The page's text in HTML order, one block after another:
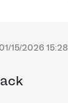
01/15/2026 15:28